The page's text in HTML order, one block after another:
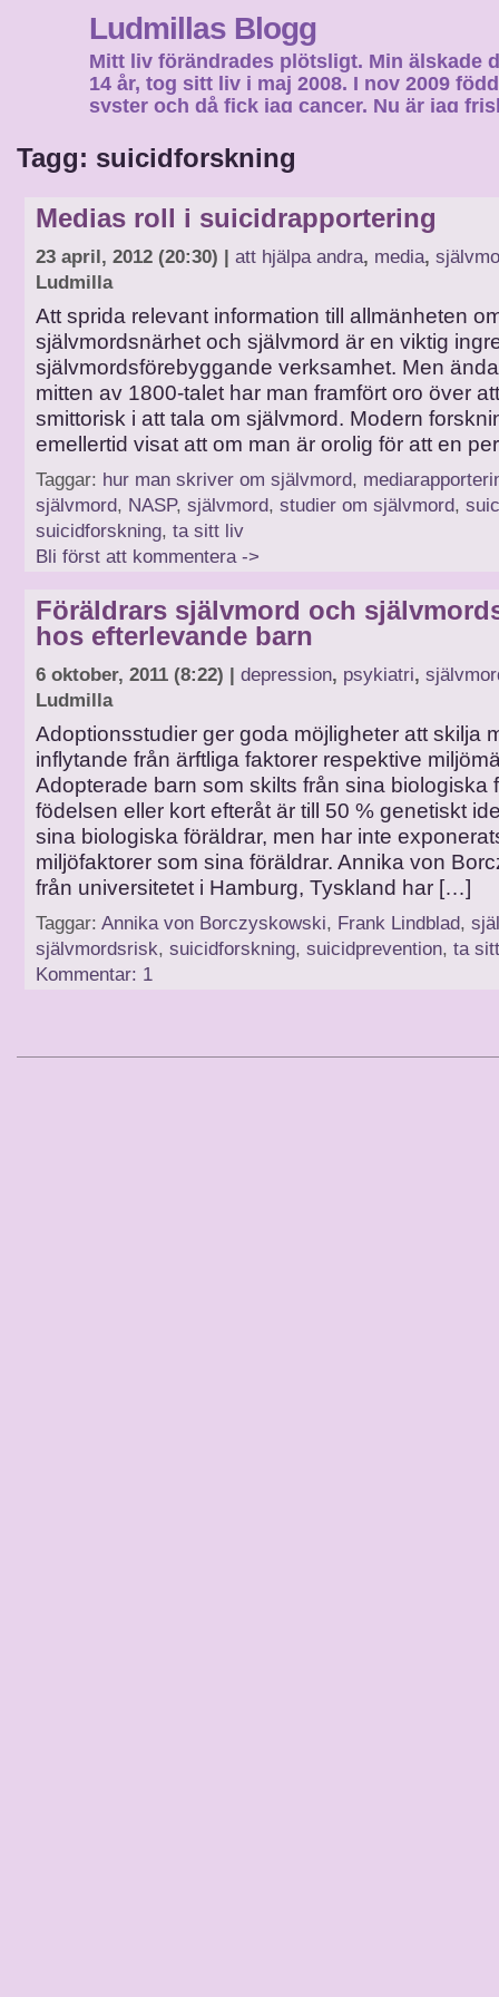
Ludmillas Blogg
Mitt liv förändrades plötsligt. Min älskade
14 år, tog sitt liv i maj 2008. I nov 2009
syster och då fick jag cancer. Nu är jag
Tagg: suicidforskning
Medias roll i suicidrapportering
23 april, 2012 (20:30) | att hjälpa andra, media,
Ludmilla
Att sprida relevant information till allmänheten
självmordsnärhet och självmord är en viktig
självmordsförebyggande verksamhet. Men
mitten av 1800-talet har man framfört oro över
smittorisk i att tala om självmord. Modern
emellertid visat att om man är orolig för att en
Taggar: hur man skriver om självmord,
självmord, NASP, självmord, studier om självmord,
suicidforskning, ta sitt liv
Bli först att kommentera ->
Föräldrars självmord och
hos efterlevande barn
6 oktober, 2011 (8:22) | depression, psykiatri,
Ludmilla
Adoptionsstudier ger goda möjligheter att skilja
inflytande från ärftliga faktorer respektive
Adopterade barn som skilts från sina biologiska
födelsen eller kort efteråt är till 50 % genetiskt
sina biologiska föräldrar, men har inte
miljöfaktorer som sina föräldrar. Annika von
från universitetet i Hamburg, Tyskland har […]
Taggar: Annika von Borczyskowski, Frank Lindblad,
självmordsrisk, suicidforskning, suicidprevention, ta
Kommentar: 1